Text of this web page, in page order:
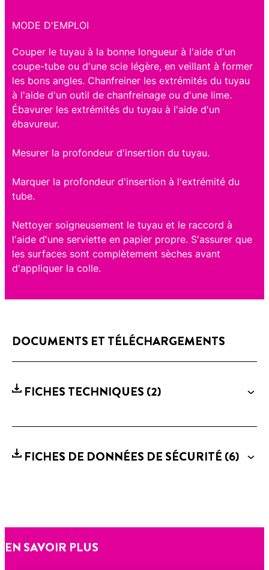
MODE D'EMPLOI
Couper le tuyau à la bonne longueur à l'aide d'un
coupe-tube ou d'une scie légère, en veillant à former
les bons angles. Chanfreiner les extrémités du tuyau
à l'aide d'un outil de chanfreinage ou d'une lime.
Ébavurer les extrémités du tuyau à l'aide d'un
ébavureur.
Mesurer la profondeur d'insertion du tuyau.
Marquer la profondeur d'insertion à l'extrémité du
tube.
Nettoyer soigneusement le tuyau et le raccord à
l'aide d'une serviette en papier propre. S'assurer que
les surfaces sont complètement sèches avant
d'appliquer la colle.
DOCUMENTS ET TÉLÉCHARGEMENTS
FICHES TECHNIQUES (2)
FICHES DE DONNÉES DE SÉCURITÉ (6)
EN SAVOIR PLUS